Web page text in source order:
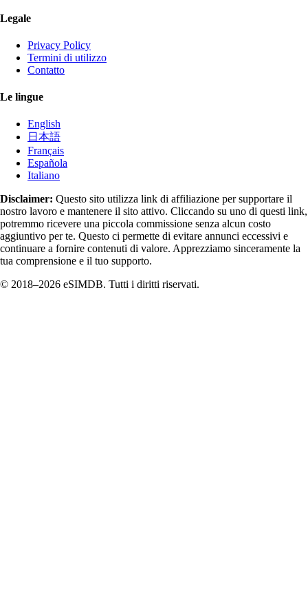
Legale
Privacy Policy
Termini di utilizzo
Contatto
Le lingue
English
日本語
Français
Española
Italiano
Disclaimer: Questo sito utilizza link di affiliazione per supportare il
nostro lavoro e mantenere il sito attivo. Cliccando su uno di questi link,
potremmo ricevere una piccola commissione senza alcun costo
aggiuntivo per te. Questo ci permette di evitare annunci eccessivi e
continuare a fornire contenuti di valore. Apprezziamo sinceramente la
tua comprensione e il tuo supporto.
© 2018–2026 eSIMDB. Tutti i diritti riservati.